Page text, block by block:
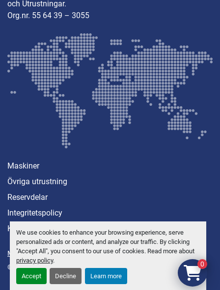
We use cookies to enhance your browsing experience, serve
personalized ads or content, and analyze our traffic. By clicking
"Accept All", you consent to our use of cookies. Read more about
privacy policy.
Accept Decline Learn more
och Utrustningar.
Org.nr. 55 64 39 – 3055
Maskiner
Övriga utrustning
Reservdelar
Integritetspolicy
Kontakt
Manage Cookies
© Copyright Anders Brolin AB 2026 0